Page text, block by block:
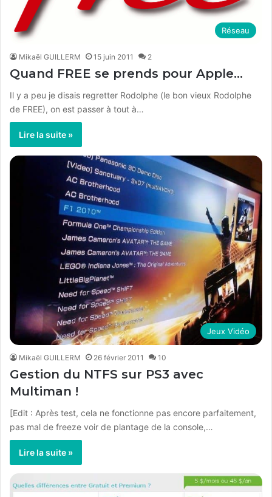
Réseau
Mikaël GUILLERM 15 juin 2011 2
Quand FREE se prends pour Apple…
Il y a peu je disais regretter Rodolphe (le bon vieux Rodolphe
de FREE), on est passer à tout à…
Lire la suite »
Jeux Vidéo
Mikaël GUILLERM 26 février 2011 10
Gestion du NTFS sur PS3 avec
Multiman !
[Edit : Après test, cela ne fonctionne pas encore parfaitement,
pas mal de freeze voir de plantage de la console,…
Lire la suite »